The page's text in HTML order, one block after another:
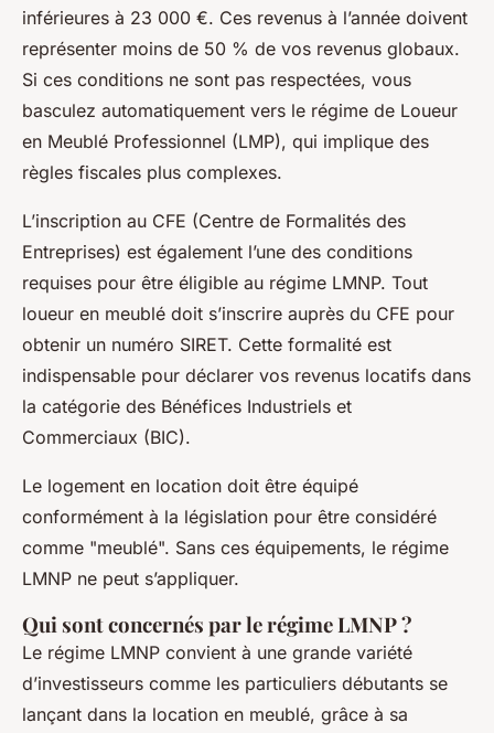
inférieures à 23 000 €. Ces revenus à l’année doivent
représenter moins de 50 % de vos revenus globaux.
Si ces conditions ne sont pas respectées, vous
basculez automatiquement vers le régime de Loueur
en Meublé Professionnel (LMP), qui implique des
règles fiscales plus complexes.
L’inscription au CFE (Centre de Formalités des
Entreprises) est également l’une des conditions
requises pour être éligible au régime LMNP. Tout
loueur en meublé doit s’inscrire auprès du CFE pour
obtenir un numéro SIRET. Cette formalité est
indispensable pour déclarer vos revenus locatifs dans
la catégorie des Bénéfices Industriels et
Commerciaux (BIC).
Le logement en location doit être équipé
conformément à la législation pour être considéré
comme "meublé". Sans ces équipements, le régime
LMNP ne peut s’appliquer.
Qui sont concernés par le régime LMNP ?
Le régime LMNP convient à une grande variété
d’investisseurs comme les particuliers débutants se
lançant dans la location en meublé, grâce à sa